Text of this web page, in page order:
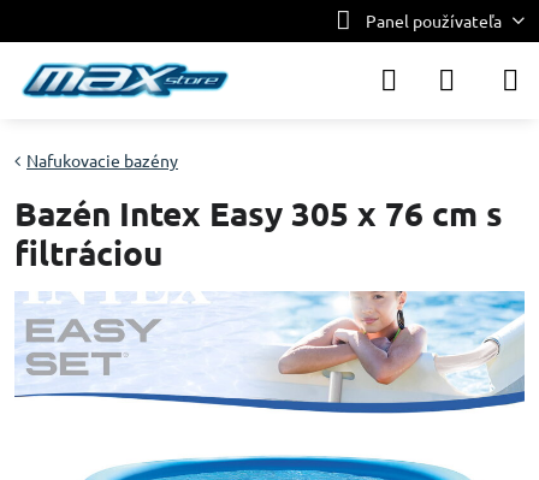
Panel používateľa
Nafukovacie bazény
Bazén Intex Easy 305 x 76 cm s
filtráciou